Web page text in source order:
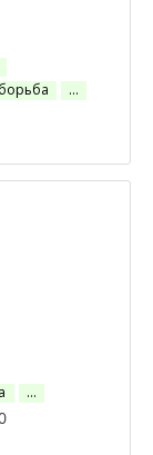
…
…